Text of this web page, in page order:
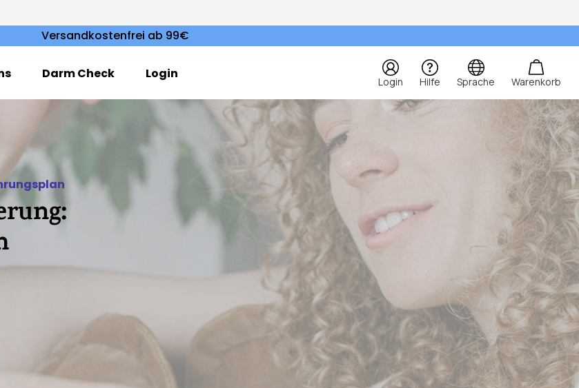
Versandkostenfrei ab 99€
Darm Check Login
Login Hilfe Sprache Warenkorb